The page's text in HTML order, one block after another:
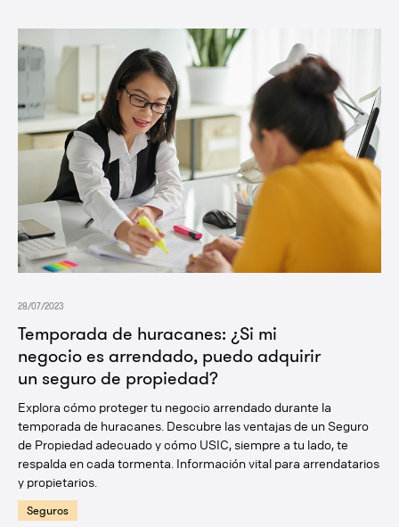
Temporada de huracanes: ¿Si mi
negocio es arrendado, puedo adquirir
un seguro de propiedad?
28/07/2023
Explora cómo proteger tu negocio arrendado durante la
temporada de huracanes. Descubre las ventajas de un Seguro
de Propiedad adecuado y cómo USIC, siempre a tu lado, te
respalda en cada tormenta. Información vital para arrendatarios
y propietarios.
Seguros